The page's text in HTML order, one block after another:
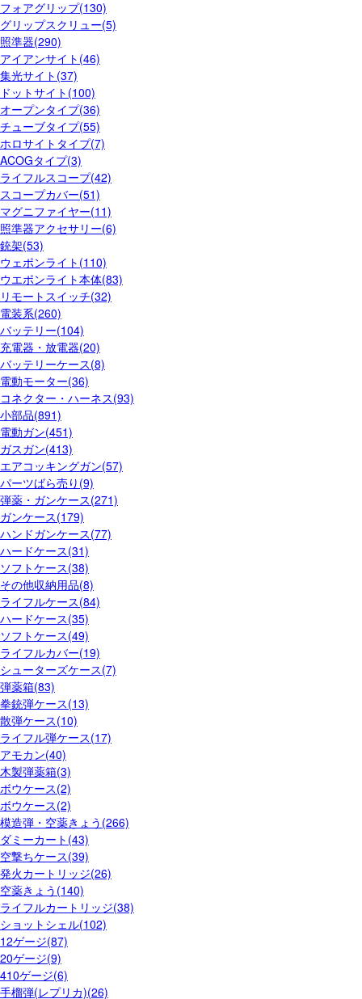
フォアグリップ(130)
グリップスクリュー(5)
照準器(290)
アイアンサイト(46)
集光サイト(37)
ドットサイト(100)
オープンタイプ(36)
チューブタイプ(55)
ホロサイトタイプ(7)
ACOGタイプ(3)
ライフルスコープ(42)
スコープカバー(51)
マグニファイヤー(11)
照準器アクセサリー(6)
銃架(53)
ウェポンライト(110)
ウエポンライト本体(83)
リモートスイッチ(32)
電装系(260)
バッテリー(104)
充電器・放電器(20)
バッテリーケース(8)
電動モーター(36)
コネクター・ハーネス(93)
小部品(891)
電動ガン(451)
ガスガン(413)
エアコッキングガン(57)
パーツばら売り(9)
弾薬・ガンケース(271)
ガンケース(179)
ハンドガンケース(77)
ハードケース(31)
ソフトケース(38)
その他収納用品(8)
ライフルケース(84)
ハードケース(35)
ソフトケース(49)
ライフルカバー(19)
シューターズケース(7)
弾薬箱(83)
拳銃弾ケース(13)
散弾ケース(10)
ライフル弾ケース(17)
アモカン(40)
木製弾薬箱(3)
ボウケース(2)
ボウケース(2)
模造弾・空薬きょう(266)
ダミーカート(43)
空撃ちケース(39)
発火カートリッジ(26)
空薬きょう(140)
ライフルカートリッジ(38)
ショットシェル(102)
12ゲージ(87)
20ゲージ(9)
410ゲージ(6)
手榴弾(レプリカ)(26)